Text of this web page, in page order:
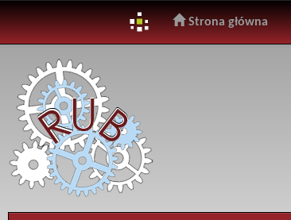
navigation
Strona główna